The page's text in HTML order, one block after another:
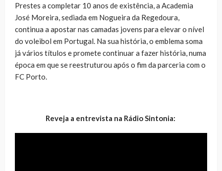
Prestes a completar 10 anos de existência, a Academia
José Moreira, sediada em Nogueira da Regedoura,
continua a apostar nas camadas jovens para elevar o nível
do voleibol em Portugal. Na sua história, o emblema soma
já vários títulos e promete continuar a fazer história, numa
época em que se reestruturou após o fim da parceria com o
FC Porto.
Reveja a entrevista na Rádio Sintonia: